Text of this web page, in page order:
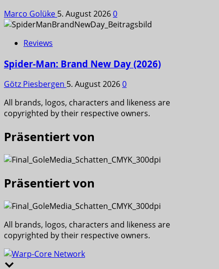
Marco Golüke 5. August 20260
Reviews
Spider-Man: Brand New Day (2026)
Götz Piesbergen 5. August 20260
All brands, logos, characters and likeness are
copyrighted by their respective owners.
Präsentiert von
Präsentiert von
All brands, logos, characters and likeness are
copyrighted by their respective owners.